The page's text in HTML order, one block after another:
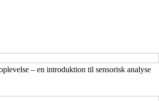
– en introduktion til sensorisk analyse